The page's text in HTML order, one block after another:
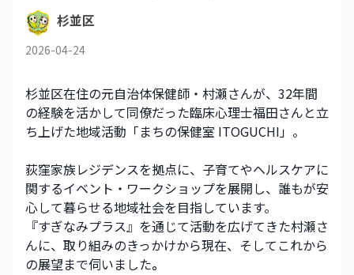
杉並区
2026-04-24
杉並区在住の元自治体保健師・村瀬さんが、32年間
の経験を活かして同僚だった臨床心理士福田さんと立
ち上げた地域活動「まちの保健室 ITOGUCHI」。
荻窪家族レジデンスを拠点に、子育てやヘルスケアに
関するイベント・ワークショップを展開し、誰もが安
心して暮らせる地域社会を目指しています。
『すぎなみプラス』を通じて活動を広げてきた村瀬さ
んに、取り組みのきっかけから現在、そしてこれから
の展望まで伺いました。